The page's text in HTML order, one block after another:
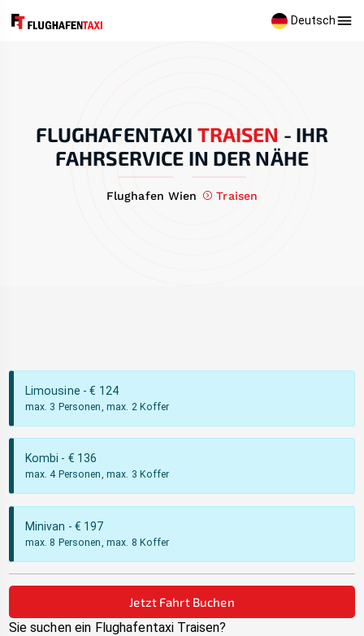
Deutsch
FLUGHAFENTAXI TRAISEN - IHR
FAHRSERVICE IN DER NÄHE
Flughafen Wien Traisen
Limousine - € 124
max. 3 Personen, max. 2 Koffer
Kombi - € 136
max. 4 Personen, max. 3 Koffer
Minivan - € 197
max. 8 Personen, max. 8 Koffer
Jetzt Fahrt Buchen
Sie suchen ein Flughafentaxi Traisen?